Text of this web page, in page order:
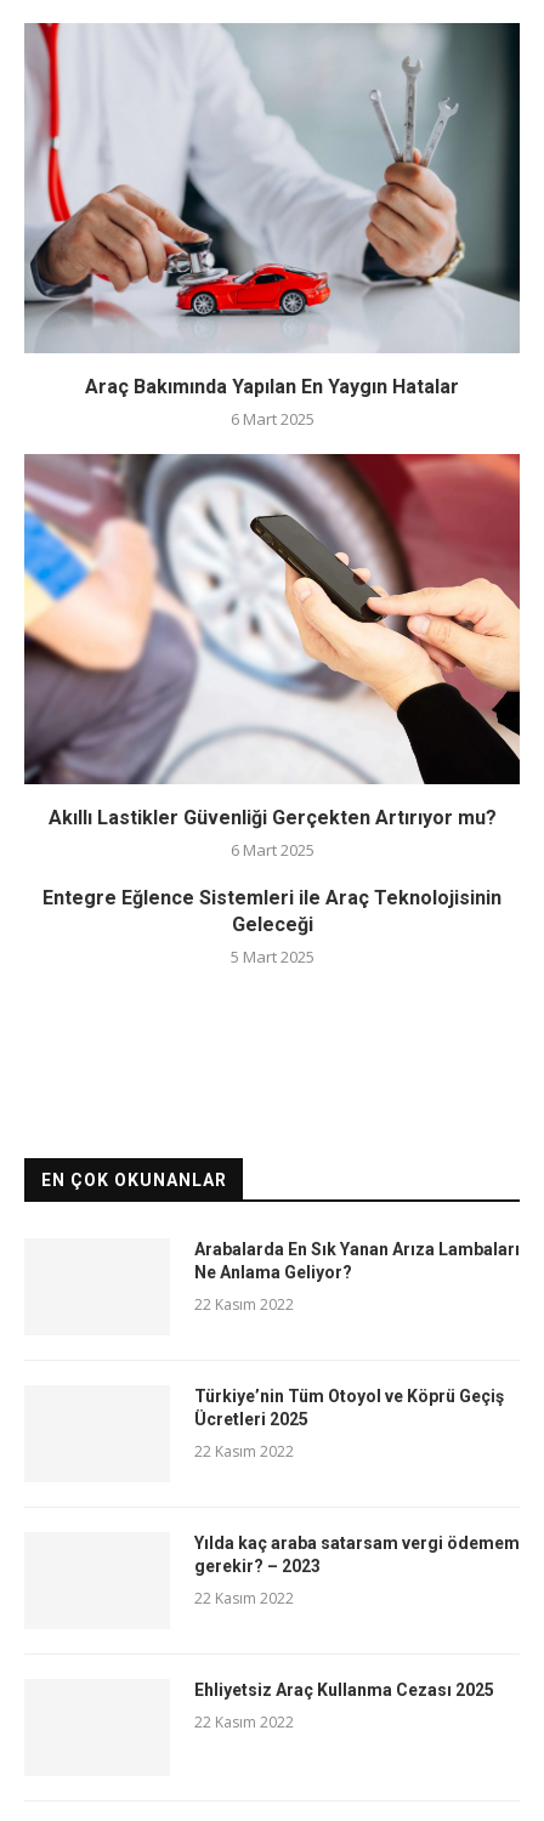
Araç Bakımında Yapılan En Yaygın Hatalar
6 Mart 2025
Akıllı Lastikler Güvenliği Gerçekten Artırıyor mu?
6 Mart 2025
Entegre Eğlence Sistemleri ile Araç Teknolojisinin
Geleceği
5 Mart 2025
EN ÇOK OKUNANLAR
Arabalarda En Sık Yanan Arıza Lambaları
Ne Anlama Geliyor?
22 Kasım 2022
Türkiye’nin Tüm Otoyol ve Köprü Geçiş
Ücretleri 2025
22 Kasım 2022
Yılda kaç araba satarsam vergi ödemem
gerekir? – 2023
22 Kasım 2022
Ehliyetsiz Araç Kullanma Cezası 2025
22 Kasım 2022